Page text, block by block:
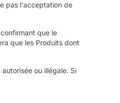
pas l'acceptation de
que le
que les Produits dont
ou illégale. Si